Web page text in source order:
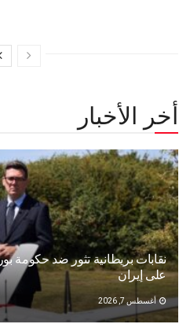
أخر الأخبار
نقابات بريطانية تثور ضد حكومة
على إيران
أغسطس 7, 2026